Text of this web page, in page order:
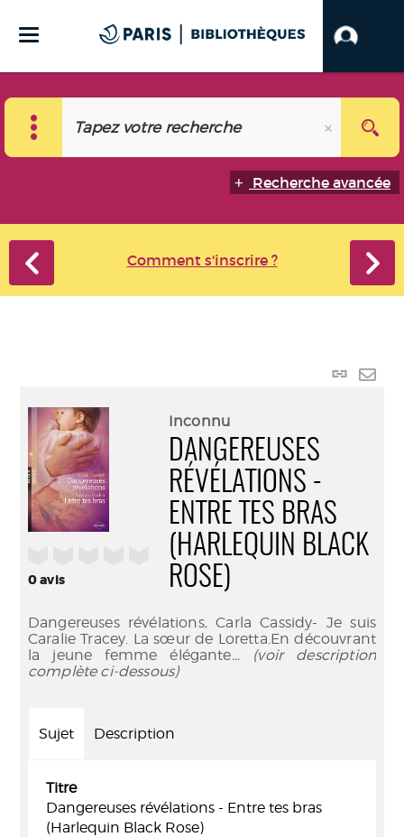
Recherche avancée
Comment s'inscrire ?
Lien
0avis
Inconnu
DANGEREUSES
RÉVÉLATIONS -
ENTRE TES BRAS
(HARLEQUIN BLACK
ROSE)
Dangereuses révélations, Carla Cassidy- Je suis
Caralie Tracey. La sœur de Loretta.En découvrant
la jeune femme élégante... (voir description
complète ci-dessous)
Sujet Description
Titre
Dangereuses révélations - Entre tes bras
(Harlequin Black Rose)